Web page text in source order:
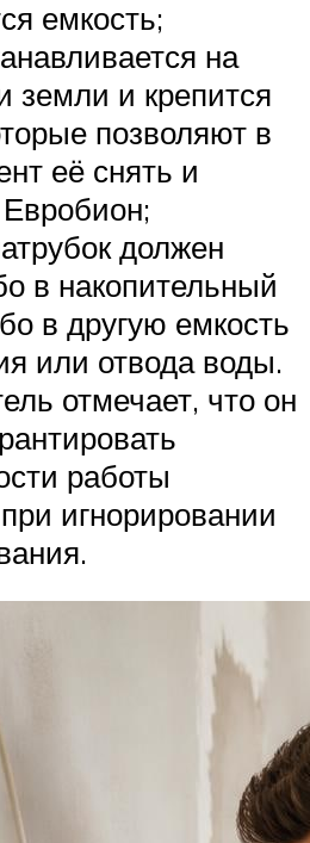
емкость;
на
земли и крепится
позволяют в
её снять и
должен
в накопительный
в другую емкость
или отвода воды.
отмечает, что он
работы
игнорировании